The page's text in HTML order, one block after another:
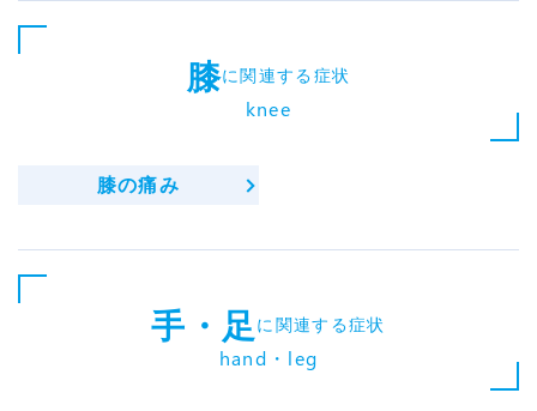
膝に関連する症状
knee
膝の痛み
手・足 に関連する症状
hand・leg